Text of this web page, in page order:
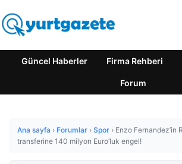
Güncel Haberler Firma Rehberi
Forum
Ana sayfa › Forumlar › Spor › Enzo Fernandez’in
transferine 140 milyon Euro’luk engel!